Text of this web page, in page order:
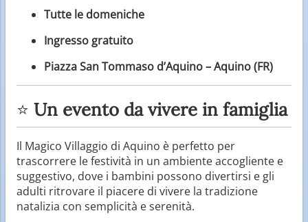
Tutte le domeniche
Ingresso gratuito
Piazza San Tommaso d’Aquino – Aquino (FR)
⭐ Un evento da vivere in famiglia
Il Magico Villaggio di Aquino è perfetto per
trascorrere le festività in un ambiente accogliente e
suggestivo, dove i bambini possono divertirsi e gli
adulti ritrovare il piacere di vivere la tradizione
natalizia con semplicità e serenità.